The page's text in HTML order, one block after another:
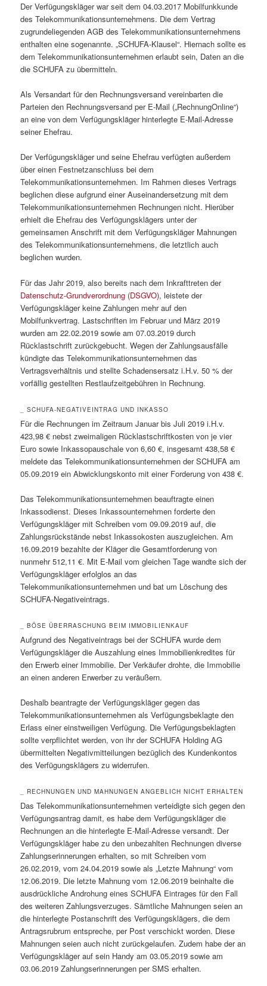
Der Verfügungskläger war seit dem 04.03.2017 Mobilfunkkunde
des Telekommunikationsunternehmens. Die dem Vertrag
zugrundeliegenden AGB des Telekommunikationsunternehmens
enthalten eine sogenannte. „SCHUFA-Klausel“. Hiernach sollte es
dem Telekommunikationsunternehmen erlaubt sein, Daten an die
die SCHUFA zu übermitteln.
Als Versandart für den Rechnungsversand vereinbarten die
Parteien den Rechnungsversand per E-Mail („RechnungOnline“)
an eine von dem Verfügungskläger hinterlegte E-Mail-Adresse
seiner Ehefrau.
Der Verfügungskläger und seine Ehefrau verfügten außerdem
über einen Festnetzanschluss bei dem
Telekommunikationsunternehmen. Im Rahmen dieses Vertrags
beglichen diese aufgrund einer Auseinandersetzung mit dem
Telekommunikationsunternehmen Rechnungen nicht. Hierüber
erhielt die Ehefrau des Verfügungsklägers unter der
gemeinsamen Anschrift mit dem Verfügungskläger Mahnungen
des Telekommunikationsunternehmens, die letztlich auch
beglichen wurden.
Für das Jahr 2019, also bereits nach dem Inkrafttreten der
Datenschutz-Grundverordnung (DSGVO), leistete der
Verfügungskläger keine Zahlungen mehr auf den
Mobilfunkvertrag. Lastschriften im Februar und März 2019
wurden am 22.02.2019 sowie am 07.03.2019 durch
Rücklastschrift zurückgebucht. Wegen der Zahlungsausfälle
kündigte das Telekommunikationsunternehmen das
Vertragsverhältnis und stellte Schadensersatz i.H.v. 50 % der
vorfällig gestellten Restlaufzeitgebühren in Rechnung.
_ SCHUFA-NEGATIVEINTRAG UND INKASSO
Für die Rechnungen im Zeitraum Januar bis Juli 2019 i.H.v.
423,98 € nebst zweimaligen Rücklastschriftkosten von je vier
Euro sowie Inkassopauschale von 6,60 €, insgesamt 438,58 €
meldete das Telekommunikationsunternehmen der SCHUFA am
05.09.2019 ein Abwicklungskonto mit einer Forderung von 438 €.
Das Telekommunikationsunternehmen beauftragte einen
Inkassodienst. Dieses Inkassounternehmen forderte den
Verfügungskläger mit Schreiben vom 09.09.2019 auf, die
Zahlungsrückstände nebst Inkassokosten auszugleichen. Am
16.09.2019 bezahlte der Kläger die Gesamtforderung von
nunmehr 512,11 €. Mit E-Mail vom gleichen Tage wandte sich der
Verfügungskläger erfolglos an das
Telekommunikationsunternehmen und bat um Löschung des
SCHUFA-Negativeintrags.
_ BÖSE ÜBERRASCHUNG BEIM IMMOBILIENKAUF
Aufgrund des Negativeintrags bei der SCHUFA wurde dem
Verfügungskläger die Auszahlung eines Immobilienkredites für
den Erwerb einer Immobilie. Der Verkäufer drohte, die Immobilie
an einen anderen Erwerber zu veräußern.
Deshalb beantragte der Verfügungskläger gegen das
Telekommunikationsunternehmen als Verfügungsbeklagte den
Erlass einer einstweiligen Verfügung. Die Verfügungsbeklagten
sollte verpflichtet werden, von ihr der SCHUFA Holding AG
übermittelten Negativmitteilungen bezüglich des Kundenkontos
des Verfügungsklägers zu widerrufen.
_ RECHNUNGEN UND MAHNUNGEN ANGEBLICH NICHT ERHALTEN
Das Telekommunikationsunternehmen verteidigte sich gegen den
Verfügungsantrag damit, es habe dem Verfügungskläger die
Rechnungen an die hinterlegte E-Mail-Adresse versandt. Der
Verfügungskläger habe zu den unbezahlten Rechnungen diverse
Zahlungserinnerungen erhalten, so mit Schreiben vom
26.02.2019, vom 24.04.2019 sowie als „Letzte Mahnung“ vom
12.06.2019. Die letzte Mahnung vom 12.06.2019 beinhalte die
ausdrückliche Androhung eines SCHUFA Eintrages für den Fall
des weiteren Zahlungsverzuges. Sämtliche Mahnungen seien an
die hinterlegte Postanschrift des Verfügungsklägers, die dem
Antragsrubrum entspreche, per Post verschickt worden. Diese
Mahnungen seien auch nicht zurückgelaufen. Zudem habe der an
Verfügungskläger auf sein Handy am 03.05.2019 sowie am
03.06.2019 Zahlungserinnerungen per SMS erhalten.